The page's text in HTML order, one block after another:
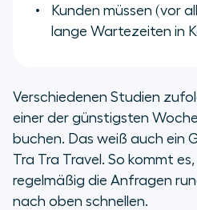
Kunden müssen (vor
lange Wartezeiten in
Verschiedenen Studien
einer der günstigsten
buchen. Das weiß auch ein
Tra Tra Travel. So kommt
regelmäßig die Anfragen
nach oben schnellen.